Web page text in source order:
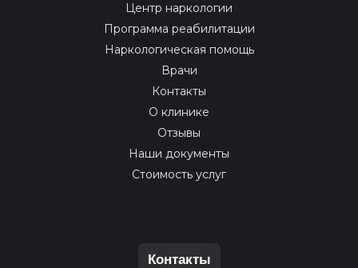
Центр наркологии
Программа реабилитации
Наркологическая помощь
Врачи
Контакты
О клинике
Отзывы
Наши документы
Стоимость услуг
Контакты